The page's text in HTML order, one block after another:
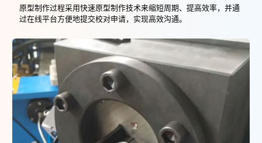
原型制作过程采用快速原型制作技术来缩短周期、提高效率，并通
过在线平台方便地提交校对申请，实现高效沟通。